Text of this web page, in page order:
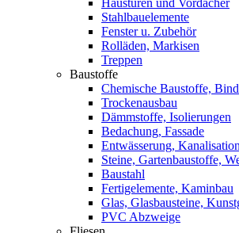
Haustüren und Vordächer
Stahlbauelemente
Fenster u. Zubehör
Rolläden, Markisen
Treppen
Baustoffe
Chemische Baustoffe,
Trockenausbau
Dämmstoffe, Isolierungen
Bedachung, Fassade
Entwässerung, Kanalisation
Steine, Gartenbaustoffe,
Baustahl
Fertigelemente, Kaminbau
Glas, Glasbausteine,
PVC Abzweige